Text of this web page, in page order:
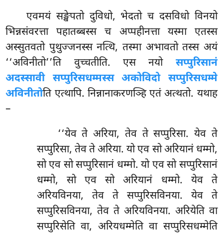
एवमयं सङ्खेपतो दुविधो, भेदतो च दसविधो विनयो
भिन्नसंवरत्ता पहातब्बस्स च अप्पहीनत्ता यस्मा एतस्स
अस्सुतवतो पुथुज्जनस्स नत्थि, तस्मा अभावतो तस्स अयं
‘‘अविनीतो’’ति वुच्चतीति. एस नयो सप्पुरिसानं
अदस्सावी सप्पुरिसधम्मस्स अकोविदो सप्पुरिसधम्मे
अविनीतोति एत्थापि. निन्नानाकरणञ्हि एतं अत्थतो. यथाह
–
‘‘येव ते अरिया, तेव ते सप्पुरिसा. येव ते
सप्पुरिसा, तेव ते अरिया. यो एव सो अरियानं धम्मो,
सो एव सो सप्पुरिसानं धम्मो. यो एव सो सप्पुरिसानं
धम्मो, सो एव सो अरियानं धम्मो. येव ते
अरियविनया, तेव ते सप्पुरिसविनया. येव ते
सप्पुरिसविनया, तेव ते अरियविनया. अरियेति वा
सप्पुरिसेति वा, अरियधम्मेति वा सप्पुरिसधम्मेति